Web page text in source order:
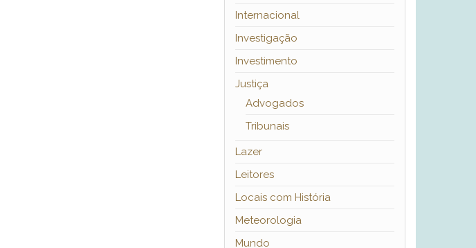
Internacional
Investigação
Investimento
Justiça
Advogados
Tribunais
Lazer
Leitores
Locais com História
Meteorologia
Mundo